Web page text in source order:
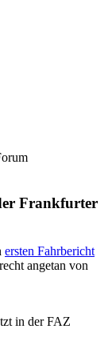
Frankfurter
ersten Fahrbericht
angetan von
in der FAZ